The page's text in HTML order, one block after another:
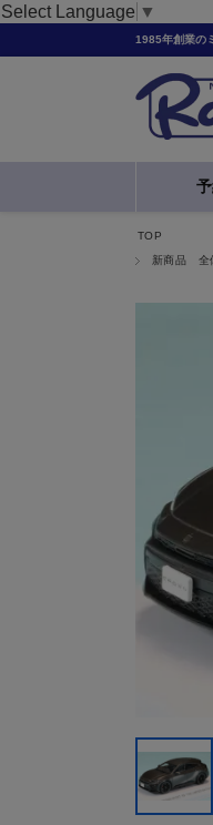
Select Language ▼
1985年創業の
TOP
新商品 全